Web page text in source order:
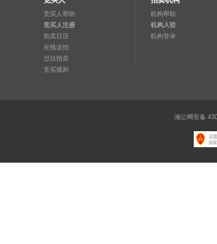
竞买人帮助
竞买人注册
拍卖日历
在线送拍
过往拍卖
竞买规则
机构帮助
机构入驻
机构登录
湘公网安备